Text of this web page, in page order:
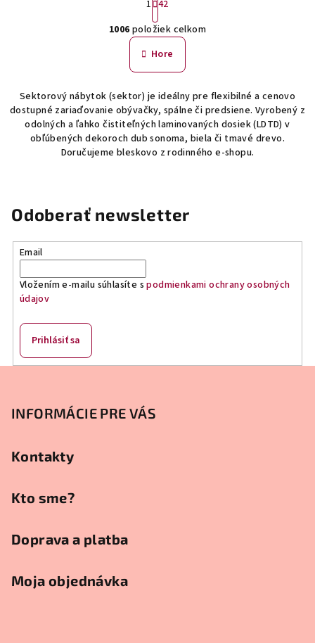
O
v
l
á
a
c
i
e
k
v
p
t
r
á
n
k
o
a
n
i
e
1 42
1006 položiek celkom
Hore
Sektorový nábytok (sektor) je ideálny pre flexibilné a cenovo
dostupné zariaďovanie obývačky, spálne či predsiene. Vyrobený z
odolných a ľahko čistiteľných laminovaných dosiek (LDTD) v
obľúbených dekoroch dub sonoma, biela či tmavé drevo.
Doručujeme bleskovo z rodinného e-shopu.
Odoberať newsletter
Email
Vložením e-mailu súhlasíte spodmienkami ochrany osobných
údajov
Prihlásiť sa
INFORMÁCIE PRE VÁS
Kontakty
Kto sme?
Doprava a platba
Moja objednávka